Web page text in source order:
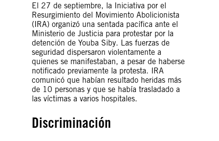
El 27 de septiembre, la Iniciativa por el
Resurgimiento del Movimiento Abolicionista
(IRA) organizó una sentada pacífica ante el
Ministerio de Justicia para protestar por la
detención de Youba Siby. Las fuerzas de
seguridad dispersaron violentamente a
quienes se manifestaban, a pesar de haberse
notificado previamente la protesta. IRA
comunicó que habían resultado heridas más
de 10 personas y que se había trasladado a
las víctimas a varios hospitales.
Discriminación